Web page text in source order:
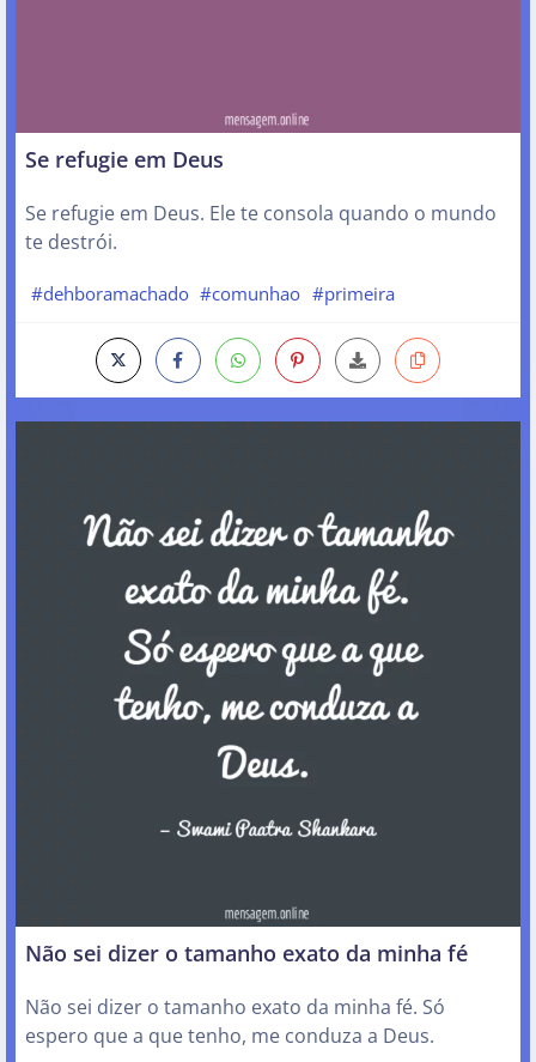
Se refugie em Deus
Se refugie em Deus. Ele te consola quando o mundo
te destrói.
#dehboramachado #comunhao #primeira
Não sei dizer o tamanho exato da minha fé
Não sei dizer o tamanho exato da minha fé. Só
espero que a que tenho, me conduza a Deus.